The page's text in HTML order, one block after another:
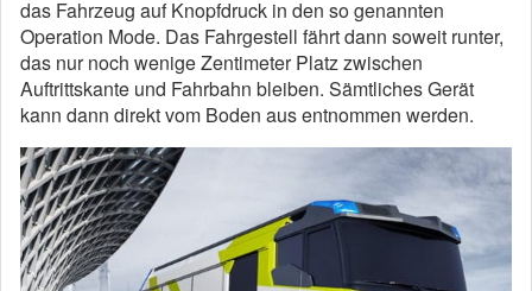
das Fahrzeug auf Knopfdruck in den so genannten
Operation Mode. Das Fahrgestell fährt dann soweit runter,
das nur noch wenige Zentimeter Platz zwischen
Auftrittskante und Fahrbahn bleiben. Sämtliches Gerät
kann dann direkt vom Boden aus entnommen werden.